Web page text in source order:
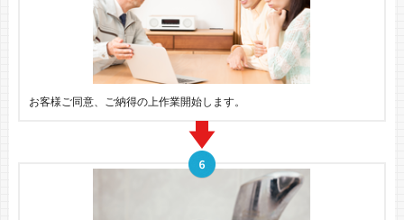
お客様ご同意、ご納得の上作業開始します。